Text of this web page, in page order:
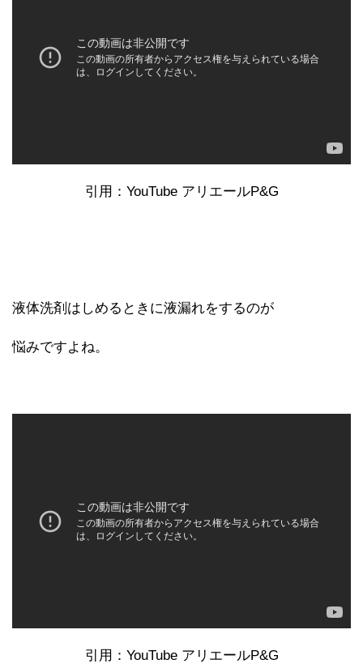
引用：YouTube アリエールP&G
液体洗剤はしめるときに液漏れをするのが
悩みですよね。
引用：YouTube アリエールP&G